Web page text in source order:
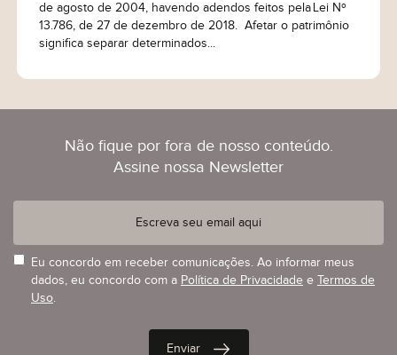
de agosto de 2004, havendo adendos feitos pela Lei Nº
13.786, de 27 de dezembro de 2018. Afetar o patrimônio
significa separar determinados...
Não fique por fora de nosso conteúdo.
Assine nossa Newsletter
Eu concordo em receber comunicações. Ao informar meus
dados, eu concordo com a Política de Privacidade e Termos de
Uso.